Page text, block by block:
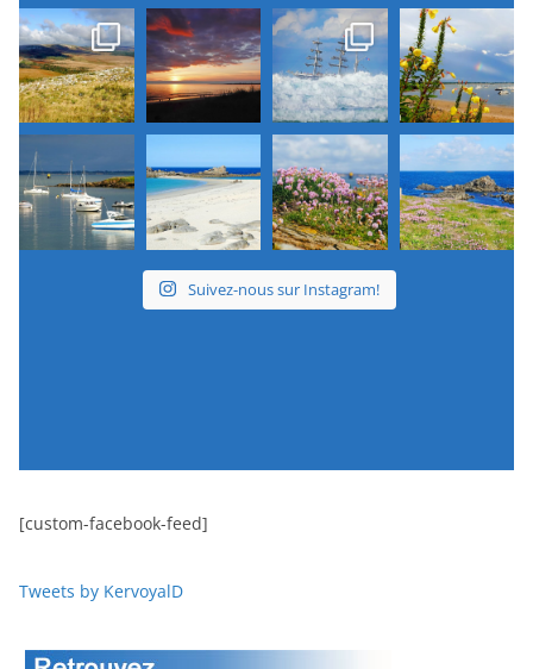
Suivez-nous sur Instagram!
[custom-facebook-feed]
Tweets by KervoyalD